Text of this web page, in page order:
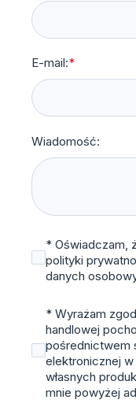
E-mail:*
Wiadomość:
* Oświadczam,
polityki
danych
* Wyrażam
handlowej
pośrednictwem
elektronicznej
własnych
mnie powyżej